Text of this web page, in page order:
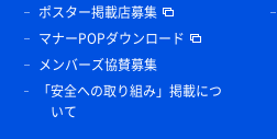
ポスター掲載店募集
マナーPOPダウンロード
メンバーズ協賛募集
「安全への取り組み」掲載につ
いて